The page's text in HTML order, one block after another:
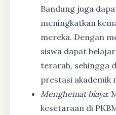
Bandung juga
meningkatkan
mereka. Dengan
siswa dapat
terarah, sehingga
prestasi akademik
Menghemat biaya:
kesetaraan di